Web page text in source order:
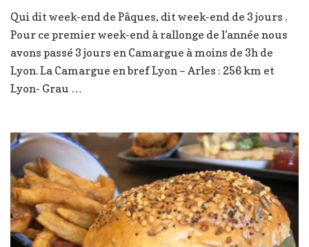
Camargue,
week-
end
,
à
Qui dit week-end de Pâques, dit week-end de 3 jours .
Pour ce premier week-end à rallonge de l’année nous
avons passé 3 jours en Camargue à moins de 3h de
Lyon. La Camargue en bref Lyon – Arles : 256 km et
Lyon- Grau …